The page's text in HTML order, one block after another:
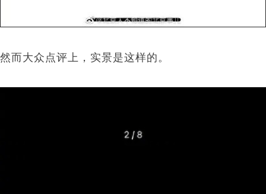
然而大众点评上，实景是这样的。